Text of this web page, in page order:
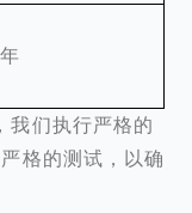
我们执行严格的
格的测试，以确